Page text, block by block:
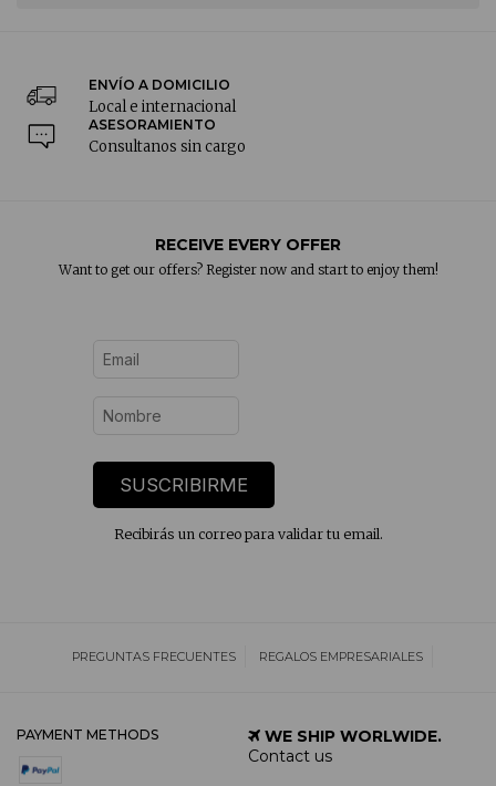
ENVÍO A DOMICILIO
Local e internacional
ASESORAMIENTO
Consultanos sin cargo
RECEIVE EVERY OFFER
Want to get our offers? Register now and start to enjoy them!
SUSCRIBIRME
Recibirás un correo para validar tu email.
PREGUNTAS FRECUENTES REGALOS EMPRESARIALES
PAYMENT METHODS
WE SHIP WORLWIDE.
Contact us